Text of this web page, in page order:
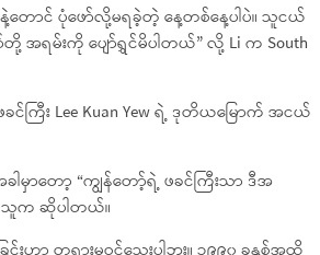
နဲ့တောင် ပုံဖော်လို့မရခဲ့တဲ့ နေ့တစ်နေ့ပါပဲ။ သူငယ်
အရမ်းကို ပျော်ရွှင်မိပါတယ်” လို့ Li က South
င်ကြီး Lee Kuan Yew ရဲ့ ဒုတိယမြောက် အငယ်
ါမှာတော့ “ကျွန်တော့်ရဲ့ ဖခင်ကြီးသာ ဒီအ
က ဆိုပါတယ်။